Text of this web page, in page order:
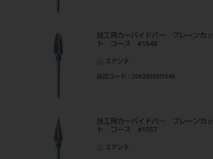
技工用カーバイドバー プレーンカッ
ト コース #1548
エデンタ
品目コード ：2062900011548
技工用カーバイドバー プレーンカッ
ト コース #1557
エデンタ